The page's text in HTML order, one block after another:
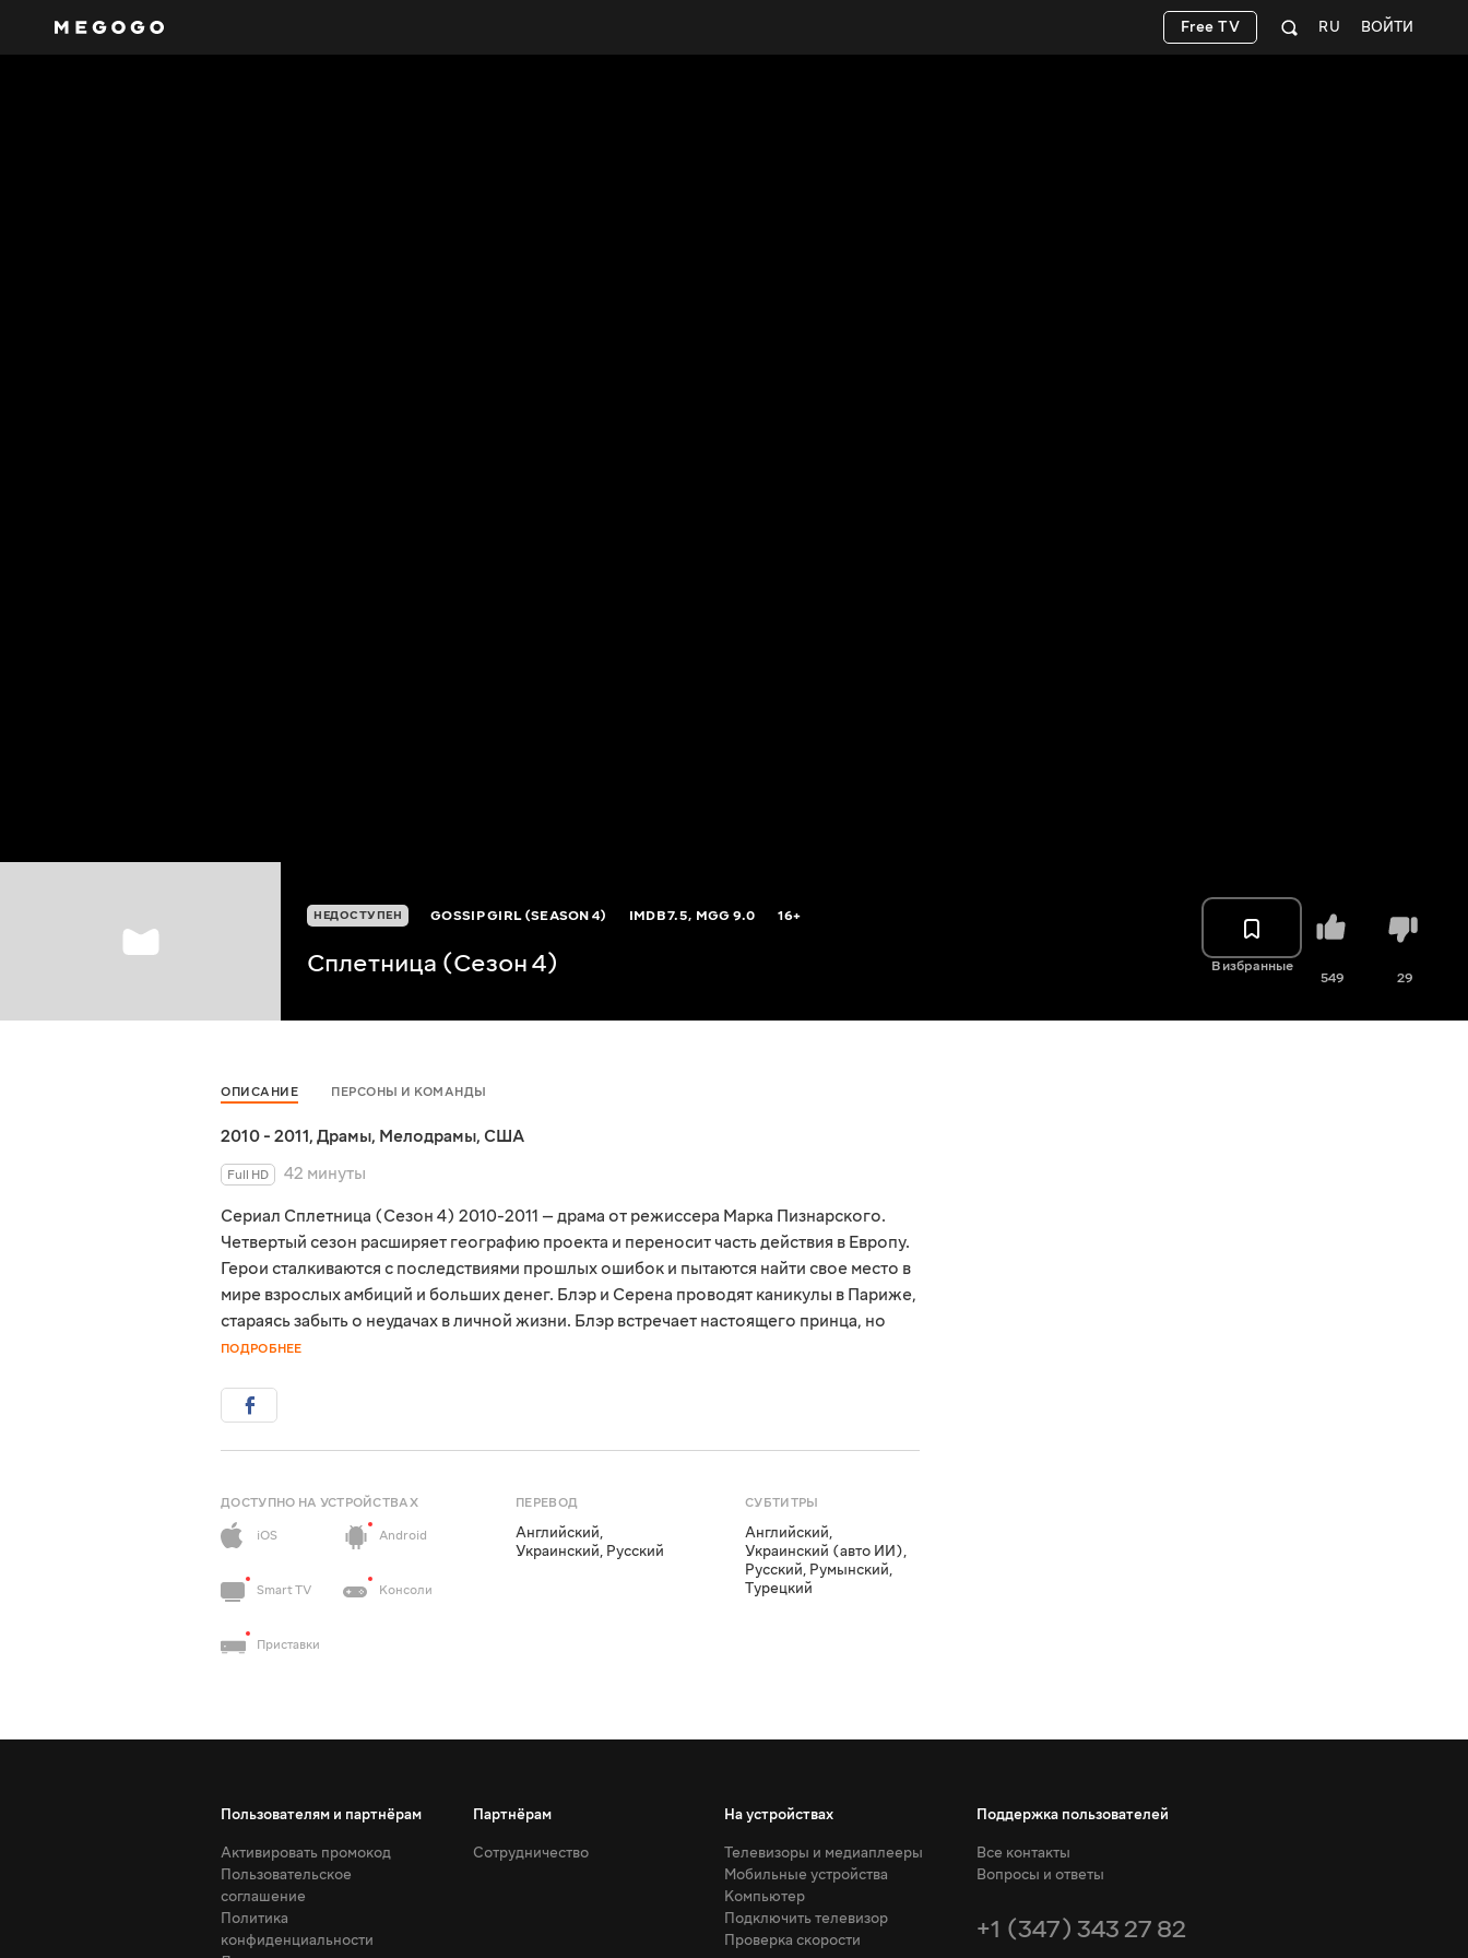
ВОЙТИ
RU
Free TV
НЕДОСТУПЕН GOSSIP GIRL (SEASON 4) IMDB7.5, MGG9.0 16+
Сплетница (Сезон 4) В избранные
549 29
ОПИСАНИЕ ПЕРСОНЫ И КОМАНДЫ
2010 - 2011, Драмы, Мелодрамы, США
Full HD
42 минуты
Сериал Сплетница (Сезон 4) 2010-2011 — драма от режиссера Марка Пизнарского.
Четвертый сезон расширяет географию проекта и переносит часть действия в Европу.
Герои сталкиваются с последствиями прошлых ошибок и пытаются найти свое место в
мире взрослых амбиций и больших денег. Блэр и Серена проводят каникулы в Париже,
стараясь забыть о неудачах в личной жизни. Блэр встречает настоящего принца, но
ПОДРОБНЕЕ
ДОСТУПНО НА УСТРОЙСТВАХ
iOS
Android
Smart TV Консоли
Приставки
ПЕРЕВОД
Английский,
Украинский, Русский
СУБТИТРЫ
Английский,
Украинский (авто ИИ),
Русский, Румынский,
Турецкий
Пользователям и партнёрам
Активировать промокод
Пользовательское
соглашение
Политика
конфиденциальности
Партнёрам
Сотрудничество
На устройствах
Телевизоры и медиаплееры
Мобильные устройства
Компьютер
Подключить телевизор
Проверка скорости
Поддержка пользователей
Все контакты
Вопросы и ответы
+1 (347) 343 27 82